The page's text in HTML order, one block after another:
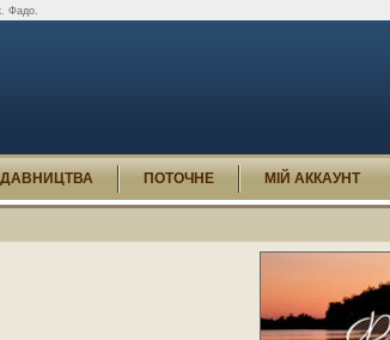
Фадо.
ПОТОЧНЕ МІЙ АККАУНТ